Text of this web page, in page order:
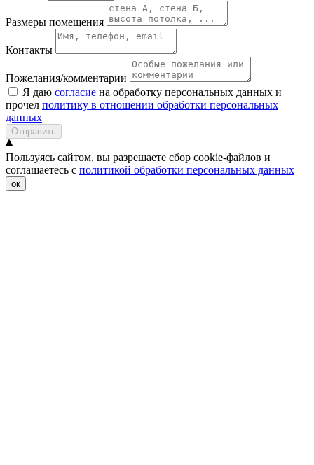
Размеры помещения
Контакты
Пожелания/комментарии
Я даю согласие на обработку персональных данных и
прочел политику в отношении обработки персональных
данных
Отправить
Пользуясь сайтом, вы разрешаете сбор cookie-файлов и
соглашаетесь с политикой обработки персональных данных
ок